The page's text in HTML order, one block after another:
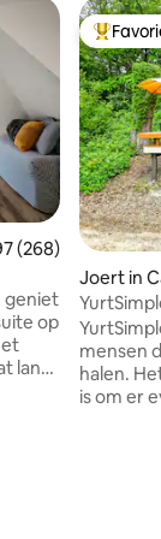
(268)
geniet
op
langs
Joert in
mensen
halen.
is om er